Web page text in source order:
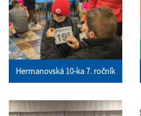
Hermanovská 10-ka 7. ročník